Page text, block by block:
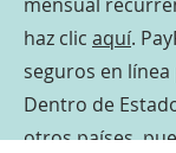
haz clic aquí.
seguros en
Dentro de
otros países,